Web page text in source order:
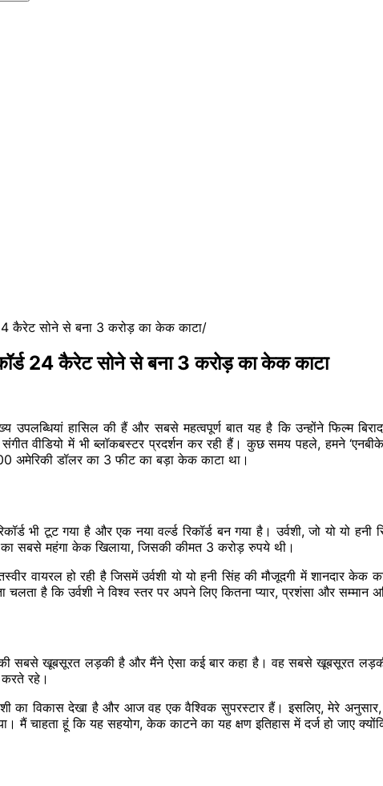
24 कैरेट सोने से बना 3 करोड़ का केक काटा
24 कैरेट सोने से बना 3 करोड़ का केक काटा
उपलब्धियां हासिल की हैं और सबसे महत्वपूर्ण बात यह है कि उन्होंने फिल्म
संगीत वीडियो में भी ब्लॉकबस्टर प्रदर्शन कर रही हैं। कुछ समय पहले, हमने
अमेरिकी डॉलर का 3 फीट का बड़ा केक काटा था।
भी टूट गया है और एक नया वर्ल्ड रिकॉर्ड बन गया है। उर्वशी, जो यो यो
सबसे महंगा केक खिलाया, जिसकी कीमत 3 करोड़ रुपये थी।
वायरल हो रही है जिसमें उर्वशी यो यो हनी सिंह की मौजूदगी में शानदार केक
है कि उर्वशी ने विश्व स्तर पर अपने लिए कितना प्यार, प्रशंसा और सम्मान
की सबसे खूबसूरत लड़की है और मैंने ऐसा कई बार कहा है। वह सबसे खूबसूरत
रहे।
विकास देखा है और आज वह एक वैश्विक सुपरस्टार हैं। इसलिए, मेरे अनुसार,
मैं चाहता हूं कि यह सहयोग, केक काटने का यह क्षण इतिहास में दर्ज हो जाए